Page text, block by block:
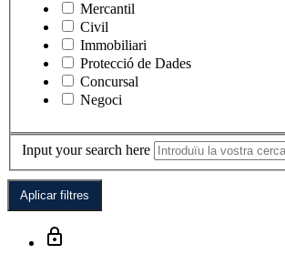
Mercantil
Civil
Immobiliari
Protecció de Dades
Concursal
Negoci
Input your search here